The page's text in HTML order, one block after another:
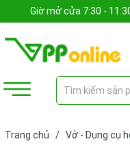
Giờ mở cửa 7:30 -
Trang chủ / Vở - Dụng cụ